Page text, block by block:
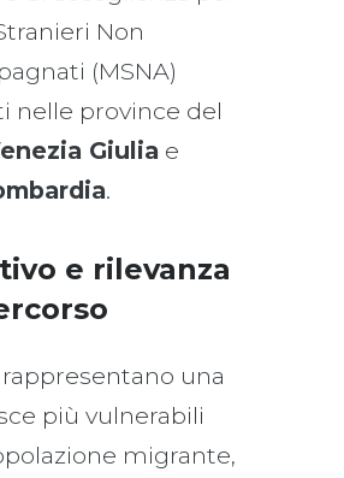
Non
(MSNA)
nelle province del
Giulia e
.
e rilevanza
rappresentano una
più vulnerabili
migrante,